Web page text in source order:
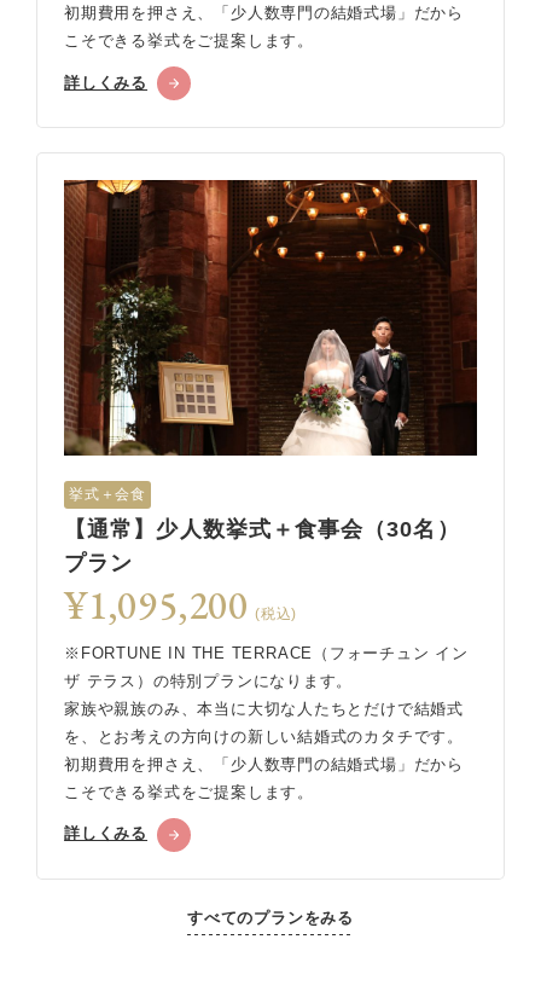
初期費用を押さえ、「少人数専門の結婚式場」だから
こそできる挙式をご提案します。
詳しくみる
挙式＋会食
【通常】少人数挙式＋食事会（30名）
プラン
¥1,095,200 (税込)
※FORTUNE IN THE TERRACE（フォーチュン イン
ザ テラス）の特別プランになります。
家族や親族のみ、本当に大切な人たちとだけで結婚式
を、とお考えの方向けの新しい結婚式のカタチです。
初期費用を押さえ、「少人数専門の結婚式場」だから
こそできる挙式をご提案します。
詳しくみる
すべてのプランをみる